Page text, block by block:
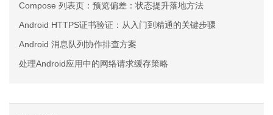
Compose 列表页：预览偏差：状态提升落地方法
Android HTTPS证书验证：从入门到精通的关键步骤
Android 消息队列协作排查方案
处理Android应用中的网络请求缓存策略